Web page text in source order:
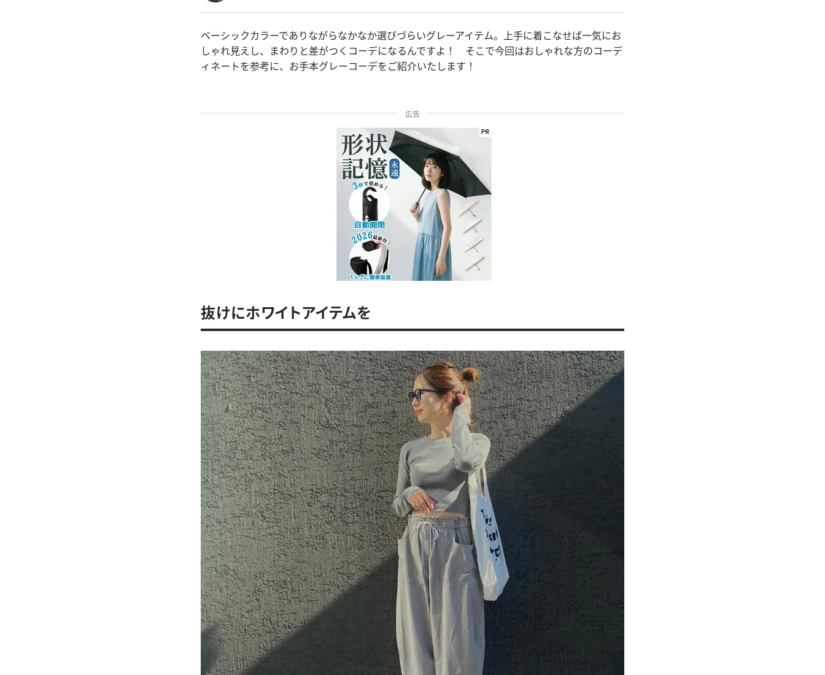
ベーシックカラーでありながらなかなか選びづらいグレーアイテム。上手に着こなせば一気にお
しゃれ見えし、まわりと差がつくコーデになるんですよ！ そこで今回はおしゃれな方のコーデ
ィネートを参考に、お手本グレーコーデをご紹介いたします！
広告
抜けにホワイトアイテムを